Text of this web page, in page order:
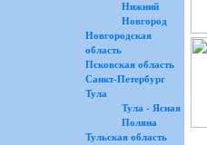
Нижний
Новгород
Новгородская
область
Псковская область
Санкт-Петербург
Тула
Тула - Ясная
Поляна
Тульская область